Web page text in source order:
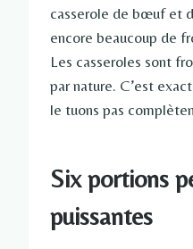
casserole de bœuf et
encore beaucoup de
Les casseroles sont
par nature. C’est
le tuons pas
Six portions
puissantes